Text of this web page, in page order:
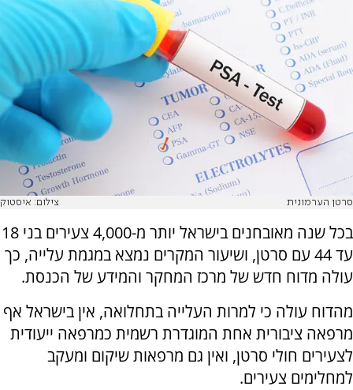
סרטן הערמונית צילום: איסטוק
בכל שנה מאובחנים בישראל יותר מ-4,000 צעירים בני 18
עד 44 עם סרטן, ושיעור המקרים נמצא במגמת עלייה, כך
עולה מדוח חדש של מרכז המחקר והמידע של הכנסת.
מהדוח עולה כי למרות העלייה בתחלואה, אין בישראל אף
מרפאה ציבורית אחת המוגדרת רשמית כמרפאה ייעודית
לצעירים חולי סרטן, ואין גם מרפאות שיקום ומעקב
למחלימים צעירים.